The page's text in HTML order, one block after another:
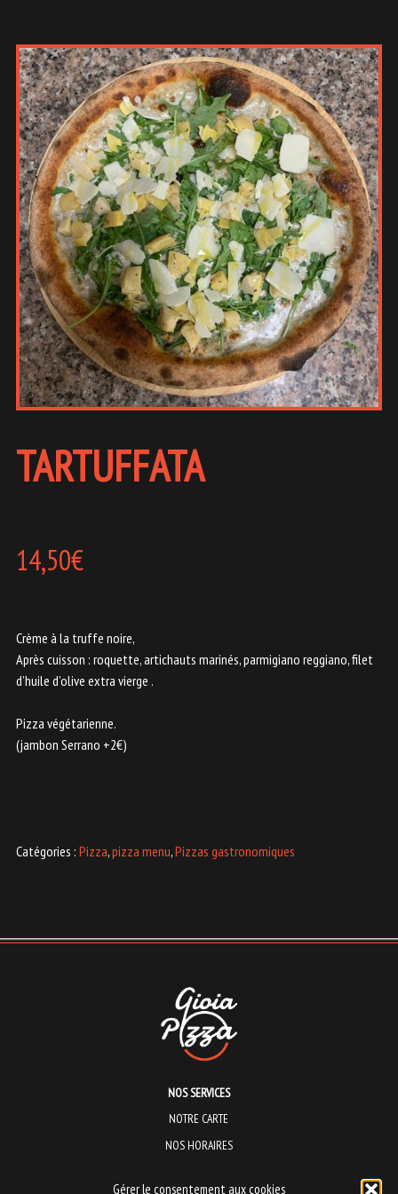
Gérer le consentement aux cookies
TARTUFFATA
14,50€
Crème à la truffe noire,
Après cuisson : roquette, artichauts marinés, parmigiano reggiano, filet
d’huile d’olive extra vierge .
Pizza végétarienne.
(jambon Serrano +2€)
Catégories : Pizza,pizza menu,Pizzas gastronomiques
NOS SERVICES
NOTRE CARTE
NOS HORAIRES